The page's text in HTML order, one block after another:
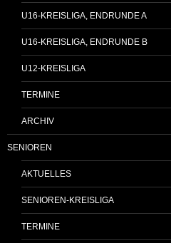
U16-KREISLIGA, ENDRUNDE A
U16-KREISLIGA, ENDRUNDE B
U12-KREISLIGA
TERMINE
ARCHIV
SENIOREN
AKTUELLES
SENIOREN-KREISLIGA
TERMINE